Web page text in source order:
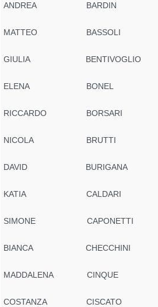
ANDREA BARDIN
MATTEO BASSOLI
GIULIA BENTIVOGLIO
ELENA BONEL
RICCARDO BORSARI
NICOLA BRUTTI
DAVID BURIGANA
KATIA CALDARI
SIMONE CAPONETTI
BIANCA CHECCHINI
MADDALENA CINQUE
COSTANZA CISCATO